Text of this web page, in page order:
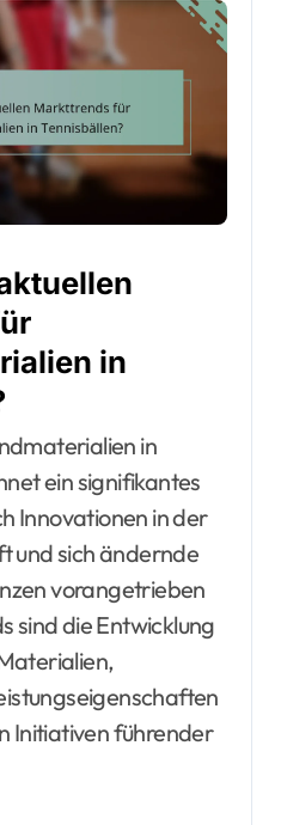
in
in
ein signifikantes
Innovationen in der
und sich ändernde
vorangetrieben
sind die Entwicklung
Initiativen führender